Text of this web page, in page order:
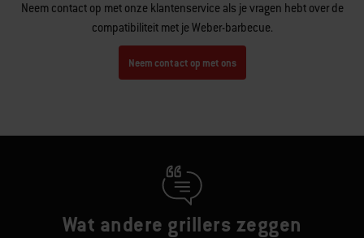
Neem contact op met onze klantenservice als je vragen hebt over de
compatibiliteit met je Weber-barbecue.
Neem contact op met ons
Wat andere grillers zeggen